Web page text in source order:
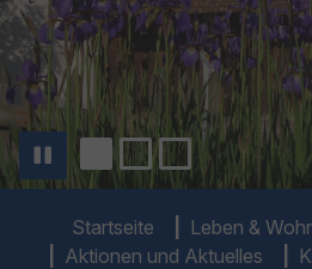
Startseite Leben &
Aktionen und Aktuelles